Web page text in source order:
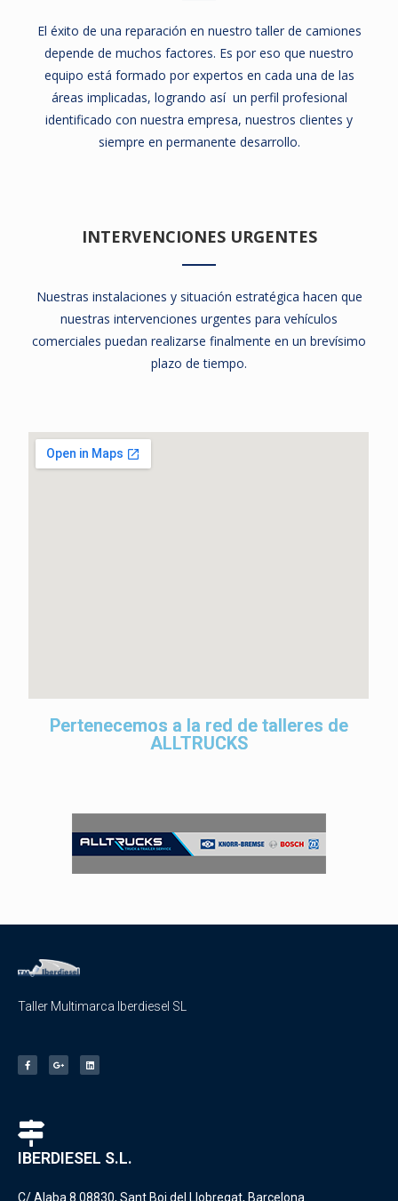
El éxito de una reparación en nuestro taller de camiones
depende de muchos factores. Es por eso que nuestro
equipo está formado por expertos en cada una de las
áreas implicadas, logrando así un perfil profesional
identificado con nuestra empresa, nuestros clientes y
siempre en permanente desarrollo.
INTERVENCIONES URGENTES
Nuestras instalaciones y situación estratégica hacen que
nuestras intervenciones urgentes para vehículos
comerciales puedan realizarse finalmente en un brevísimo
plazo de tiempo.
Pertenecemos a la red de talleres de
ALLTRUCKS
Taller Multimarca Iberdiesel SL
IBERDIESEL S.L.
C/ Alaba 8 08830, Sant Boi del Llobregat, Barcelona.